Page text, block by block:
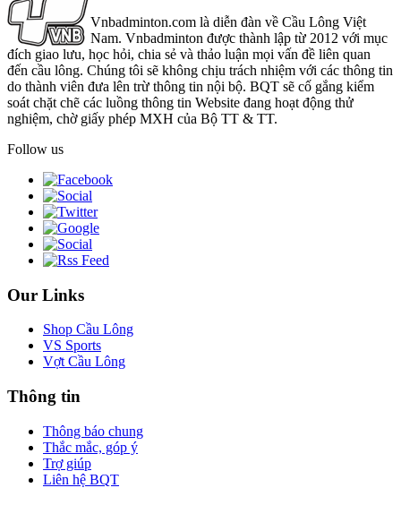
Vnbadminton.com là diễn đàn về Cầu Lông Việt
Nam. Vnbadminton được thành lập từ 2012 với mục
đích giao lưu, học hỏi, chia sẻ và thảo luận mọi vấn đề liên quan
đến cầu lông. Chúng tôi sẽ không chịu trách nhiệm với các thông tin
do thành viên đưa lên trừ thông tin nội bộ. BQT sẽ cố gắng kiểm
soát chặt chẽ các luồng thông tin Website đang hoạt động thử
nghiệm, chờ giấy phép MXH của Bộ TT & TT.
Follow us
Our Links
Shop Cầu Lông
VS Sports
Vợt Cầu Lông
Thông tin
Thông báo chung
Thắc mắc, góp ý
Trợ giúp
Liên hệ BQT